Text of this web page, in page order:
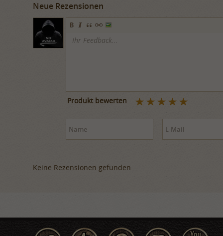
Neue Rezensionen
Produkt bewerten
Keine Rezensionen gefunden